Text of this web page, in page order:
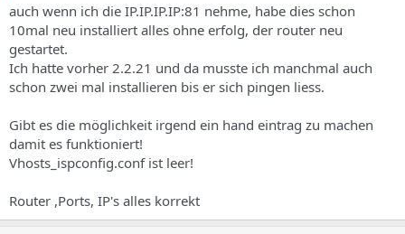
auch wenn ich die IP.IP.IP.IP:81 nehme, habe dies schon
10mal neu installiert alles ohne erfolg, der router neu
gestartet.
Ich hatte vorher 2.2.21 und da musste ich manchmal auch
schon zwei mal installieren bis er sich pingen liess.
Gibt es die möglichkeit irgend ein hand eintrag zu machen
damit es funktioniert!
Vhosts_ispconfig.conf ist leer!
Router ,Ports, IP's alles korrekt